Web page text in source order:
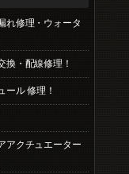
れ修理・ウォータ
換・配線修理！
ール 修理！
アクチュエーター